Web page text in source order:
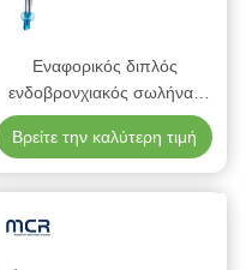
Εναφορικός διπλός
ενδοβρονχιακός σωλήνας
φωτεινότητας κατάλληλος για
κανάλι βίντεο
Βρείτε την καλύτερη τιμή